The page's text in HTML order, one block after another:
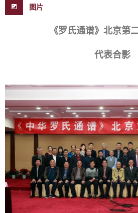
图片
《罗氏通谱》北京第
代表合影